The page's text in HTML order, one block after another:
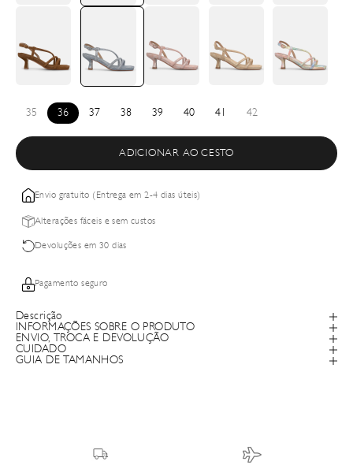
35 36 37 38 39 40 41 42
ADICIONAR AO CESTO
Envio gratuito (Entrega em 2-4 dias úteis)
Alterações fáceis e sem custos
Devoluções em 30 dias
Pagamento seguro
Descrição
INFORMAÇÕES SOBRE O PRODUTO
ENVIO, TROCA E DEVOLUÇÃO
CUIDADO
GUIA DE TAMANHOS